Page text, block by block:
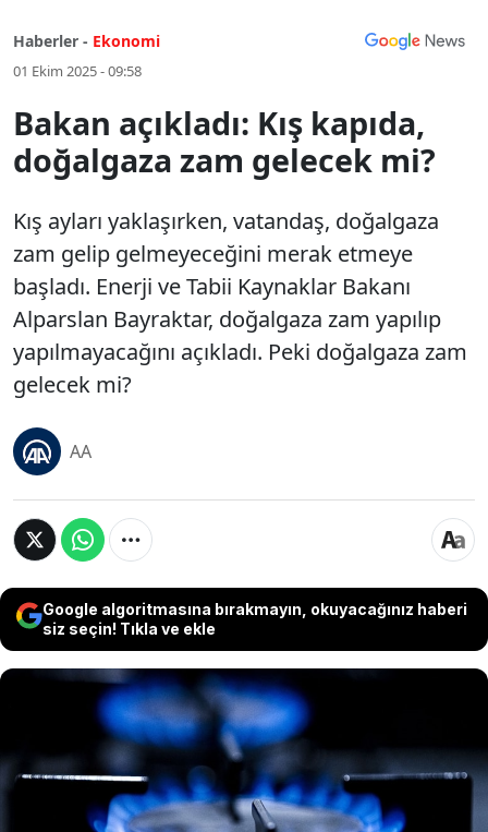
Haberler - Ekonomi
01 Ekim 2025 - 09:58
Bakan açıkladı: Kış kapıda,
doğalgaza zam gelecek mi?
Kış ayları yaklaşırken, vatandaş, doğalgaza
zam gelip gelmeyeceğini merak etmeye
başladı. Enerji ve Tabii Kaynaklar Bakanı
Alparslan Bayraktar, doğalgaza zam yapılıp
yapılmayacağını açıkladı. Peki doğalgaza zam
gelecek mi?
AA
Google algoritmasına bırakmayın, okuyacağınız haberi
siz seçin! Tıkla ve ekle
Kış ayları yaklaşırken, vatandaş, doğalgaza
zam gelip gelmeyeceğini merak etmeye
başladı. Enerji ve Tabii Kaynaklar Bakanı
Alparslan Bayraktar, doğalgaza zam yapılıp